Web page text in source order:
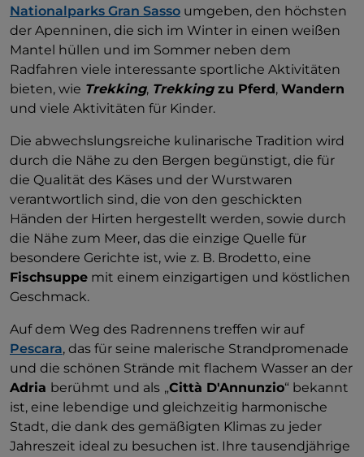
Nationalparks Gran Sasso umgeben, den höchsten
der Apenninen, die sich im Winter in einen weißen
Mantel hüllen und im Sommer neben dem
Radfahren viele interessante sportliche Aktivitäten
bieten, wie Trekking, Trekkingzu Pferd, Wandern
und viele Aktivitäten für Kinder.
Die abwechslungsreiche kulinarische Tradition wird
durch die Nähe zu den Bergen begünstigt, die für
die Qualität des Käses und der Wurstwaren
verantwortlich sind, die von den geschickten
Händen der Hirten hergestellt werden, sowie durch
die Nähe zum Meer, das die einzige Quelle für
besondere Gerichte ist, wie z. B. Brodetto, eine
Fischsuppe mit einem einzigartigen und köstlichen
Geschmack.
Auf dem Weg des Radrennens treffen wir auf
Pescara, das für seine malerische Strandpromenade
und die schönen Strände mit flachem Wasser an der
Adria berühmt und als „Città D'Annunzio“ bekannt
ist, eine lebendige und gleichzeitig harmonische
Stadt, die dank des gemäßigten Klimas zu jeder
Jahreszeit ideal zu besuchen ist. Ihre tausendjährige